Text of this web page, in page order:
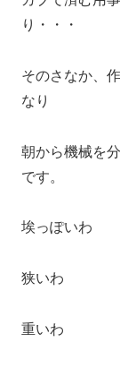
り・・・
そのさなか、
なり
朝から機械を
です。
埃っぽいわ
狭いわ
重いわ